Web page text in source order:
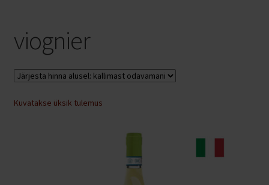
Ostukorv
viognier
Kuvatakse üksik tulemus